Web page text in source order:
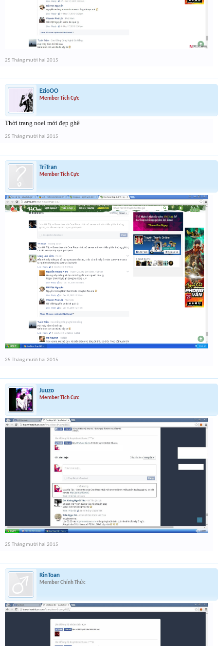
25 Tháng mười hai 2015
EzioOO
Member Tích Cực
Thời trang noel mới đẹp ghê
25 Tháng mười hai 2015
TriTran
Member Tích Cực
25 Tháng mười hai 2015
Juuzo
Member Tích Cực
25 Tháng mười hai 2015
RinToan
Member Chính Thức